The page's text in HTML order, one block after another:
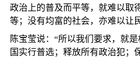
政治上的普及而平等，就难以取
等；没有均富的社会，亦难以让
陈宝莹说：“所以我们要求，就
国实行普选；释放所有政治犯；